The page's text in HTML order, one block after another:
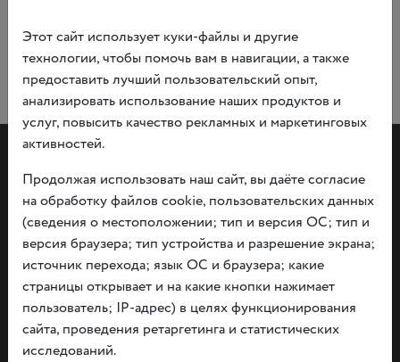
Documents
About privacy and information rules
Independent evaluation
tue.- sun. from 9:00 — 20:00
Этот сайт использует куки-файлы и другие
технологии, чтобы помочь вам в навигации, а также
предоставить лучший пользовательский опыт,
анализировать использование наших продуктов и
услуг, повысить качество рекламных и маркетинговых
активностей.
Продолжая использовать наш сайт, вы даёте согласие
на обработку файлов cookie, пользовательских данных
(сведения о местоположении; тип и версия ОС; тип и
версия браузера; тип устройства и разрешение экрана;
источник перехода; язык ОС и браузера; какие
страницы открывает и на какие кнопки нажимает
пользователь; IP-адрес) в целях функционирования
сайта, проведения ретаргетинга и статистических
исследований.